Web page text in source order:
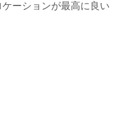
ーションが最高に良い